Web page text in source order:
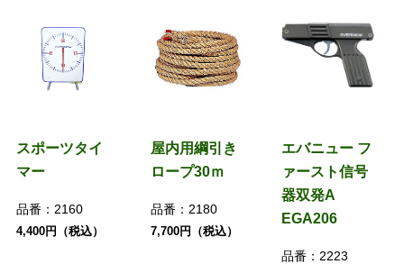
スポーツタイ
マー
品番： 2160
4,400円（税込）
屋内用綱引き
ロープ30ｍ
品番： 2180
7,700円（税込）
エバニュー フ
ァースト信号
器双発A
EGA206
品番： 2223